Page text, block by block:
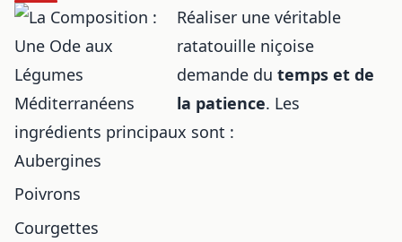
Réaliser une véritable
ratatouille niçoise
demande dutemps et de
la patience. Les
ingrédients principaux sont :
Aubergines
Poivrons
Courgettes